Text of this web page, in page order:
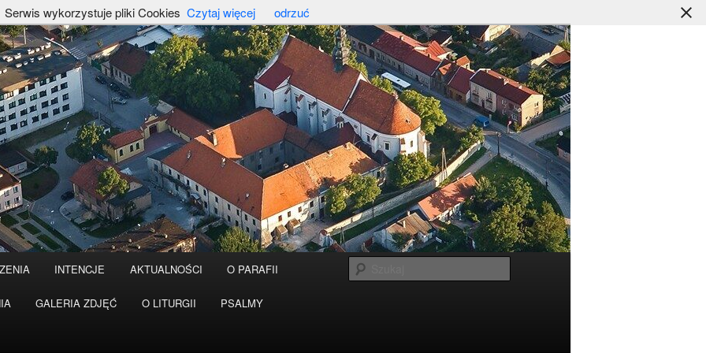
INTENCJE AKTUALNOŚCI O PARAFII
GALERIA ZDJĘĆ O LITURGII PSALMY
Serwis wykorzystuje pliki Cookies Czytaj więcej odrzuć